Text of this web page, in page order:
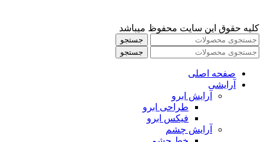
کلیه حقوق این سایت محفوظ میباشد
جستجو
جستجو
صفحه اصلی
آرایشی
آرايش ابرو
طراحی ابرو
فیکس ابرو
آرايش چشم